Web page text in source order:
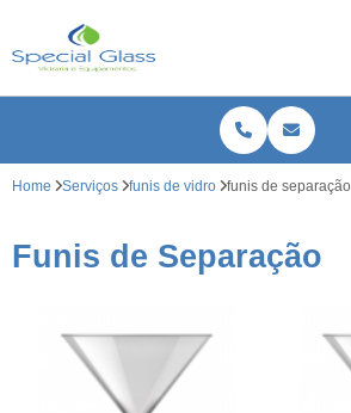
Home Serviços funis de vidro funis de separação
Funis de Separação